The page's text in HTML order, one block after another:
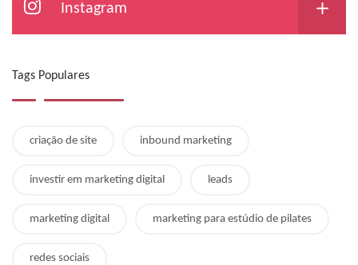
Instagram
Tags Populares
criação de site inbound marketing
investir em marketing digital leads
marketing digital marketing para estúdio de pilates
redes sociais